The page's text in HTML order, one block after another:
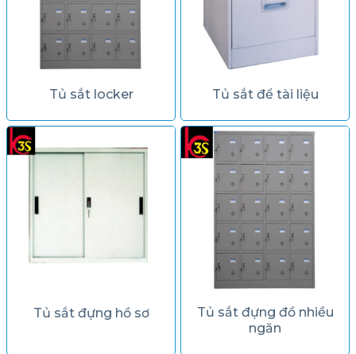
Tủ sắt locker Tủ sắt để tài liệu
Tủ sắt đựng hồ sơ
Tủ sắt đựng đồ nhiều
ngăn